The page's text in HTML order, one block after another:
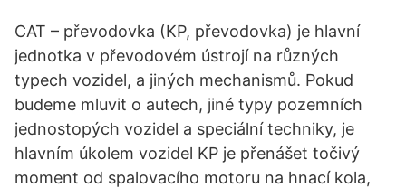
CAT – převodovka (KP, převodovka) je hlavní
jednotka v převodovém ústrojí na různých
typech vozidel, a jiných mechanismů. Pokud
budeme mluvit o autech, jiné typy pozemních
jednostopých vozidel a speciální techniky, je
hlavním úkolem vozidel KP je přenášet točivý
moment od spalovacího motoru na hnací kola,